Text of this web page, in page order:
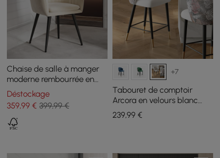
Chaise de salle à manger
moderne rembourrée en
velours beige avec
accoudoirs (lot de 2)
Déstockage
359,99 € 399,99 €
+7
Tabouret de comptoir
Arcora en velours blanc
avec revêtement, 1 pièce
239,99€